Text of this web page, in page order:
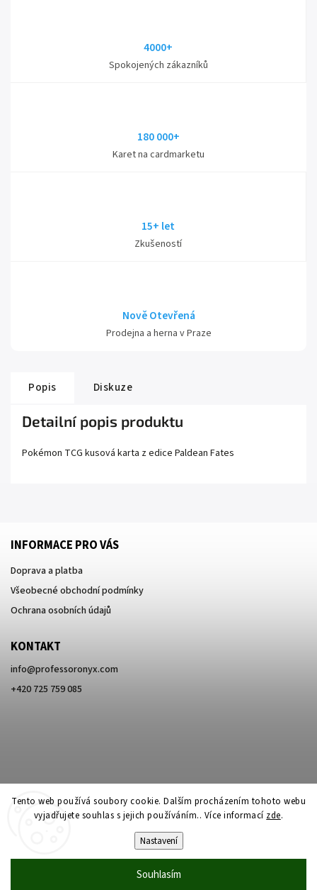
Tento web používá soubory cookie. Dalším procházením tohoto webu
vyjadřujete souhlas s jejich používáním.. Více informací zde.
Nastavení
Souhlasím
4000+
Spokojených zákazníků
180 000+
Karet na cardmarketu
15+ let
Zkušeností
Nově Otevřená
Prodejna a herna v Praze
Popis Diskuze
Detailní popis produktu
Pokémon TCG kusová karta z edice Paldean Fates
INFORMACE PRO VÁS
Doprava a platba
Všeobecné obchodní podmínky
Ochrana osobních údajů
KONTAKT
info@professoronyx.com
+420 725 759 085
Professor Onyx. Všechna práva vyhrazena.